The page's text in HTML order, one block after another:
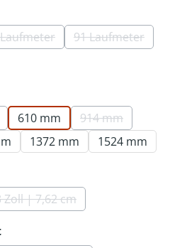
(Diese Option ist zurzeit nicht
91 Laufmeter
(Diese Option
zurzeit nicht verfügbar.)
nicht verfügbar.)
Option ist zurzeit nicht verfügbar.)
610 mm 914 mm(Diese Option ist
1372 mm
1524 mm
Zoll | 7,62 cm
(Diese Option ist zurzeit nicht
auswählen